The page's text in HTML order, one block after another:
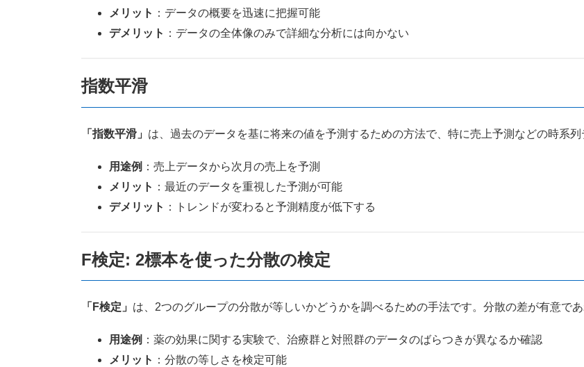
メリット ：データの概要を迅速に把握可能
デメリット ：データの全体像のみで詳細な分析には向かない
指数平滑
「指数平滑」 は、過去のデータを基に将来の値を予測するための方法で、特に売上予測などの時系列
用途例 ：売上データから次月の売上を予測
メリット ：最近のデータを重視した予測が可能
デメリット ：トレンドが変わると予測精度が低下する
F検定: 2標本を使った分散の検定
「F検定」 は、2つのグループの分散が等しいかどうかを調べるための手法です。分散の差が有意で
用途例 ：薬の効果に関する実験で、治療群と対照群のデータのばらつきが異なるか確認
メリット ：分散の等しさを検定可能